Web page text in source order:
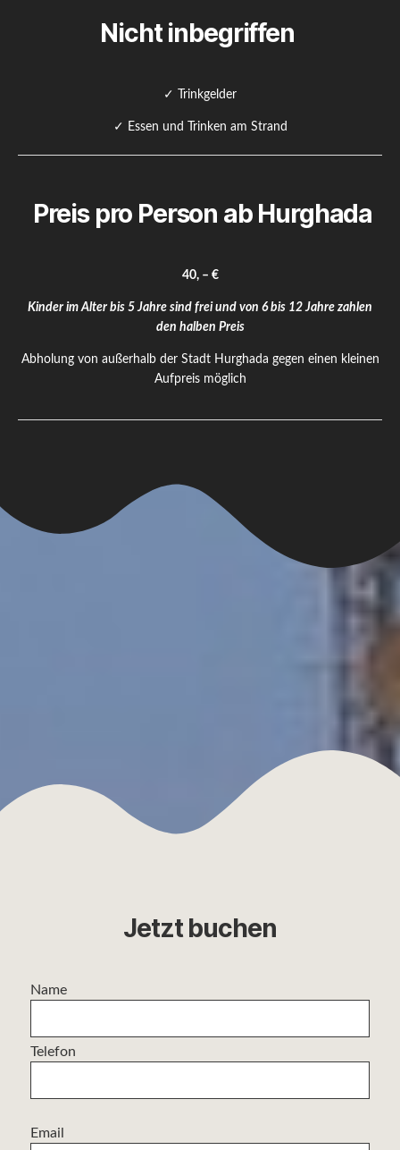
Nicht inbegriffen
✓ Trinkgelder
✓ Essen und Trinken am Strand
Preis pro Person ab Hurghada
40, – €
Kinder im Alter bis 5 Jahre sind frei und von 6 bis 12 Jahre zahlen
den halben Preis
Abholung von außerhalb der Stadt Hurghada gegen einen kleinen
Aufpreis möglich
Jetzt buchen
Name
Telefon
Email